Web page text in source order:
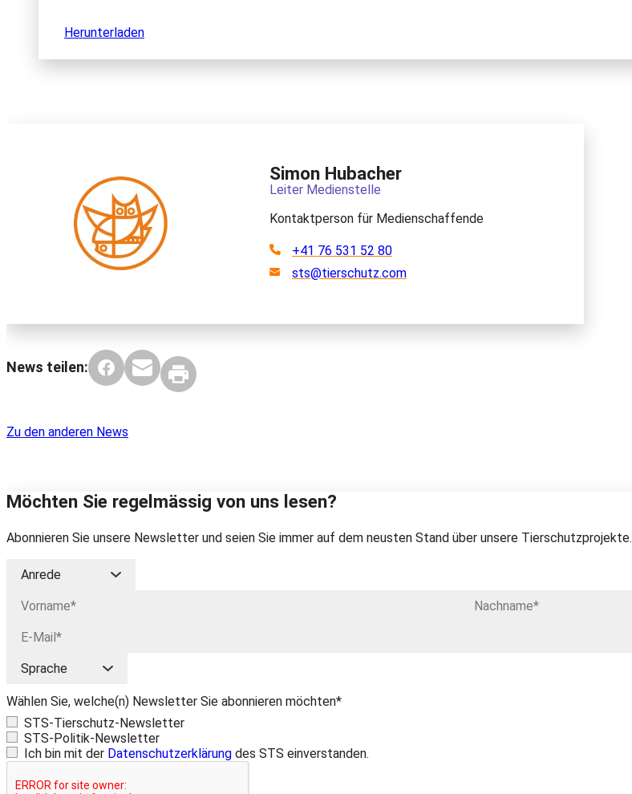
Herunterladen
Simon Hubacher
Leiter Medienstelle
Kontaktperson für Medienschaffende
+41 76 531 52 80
sts@tierschutz.com
News teilen:
Zu den anderen News
Möchten Sie regelmässig von uns lesen?
Abonnieren Sie unsere Newsletter und seien Sie immer auf dem neusten Stand über unsere Tierschutzprojekte.
Wählen Sie, welche(n) Newsletter Sie abonnieren möchten*
STS-Tierschutz-Newsletter
STS-Politik-Newsletter
Ich bin mit der Datenschutzerklärung des STS einverstanden.